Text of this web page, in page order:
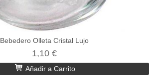
Bebedero Olleta Cristal Lujo
1,10 €
Añadir a Carrito